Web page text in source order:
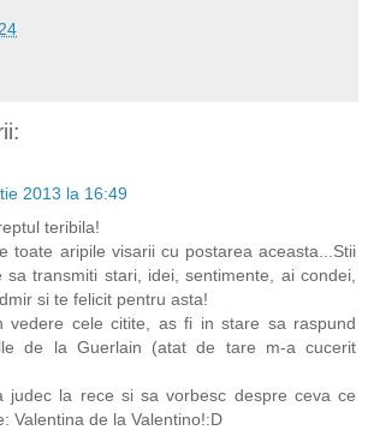
2013 la 16:49
teribila!
toate aripile visarii cu postarea aceasta...Stii
sa transmiti stari, idei, sentimente, ai condei,
si te felicit pentru asta!
vedere cele citite, as fi in stare sa raspund
de la Guerlain (atat de tare m-a cucerit
judec la rece si sa vorbesc despre ceva ce
Valentina de la Valentino!:D